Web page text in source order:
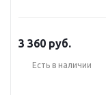
3 360 руб.
Есть в наличии